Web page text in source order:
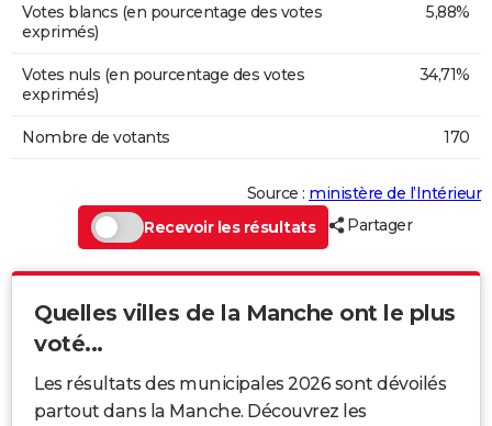
Votes blancs (en pourcentage des votes
exprimés)
5,88%
Votes nuls (en pourcentage des votes
exprimés)
34,71%
Nombre de votants 170
Source : ministère de l’Intérieur
Recevoir les résultats
Partager
Quelles villes de la Manche ont le plus
voté...
Les résultats des municipales 2026 sont dévoilés
partout dans la Manche. Découvrez les